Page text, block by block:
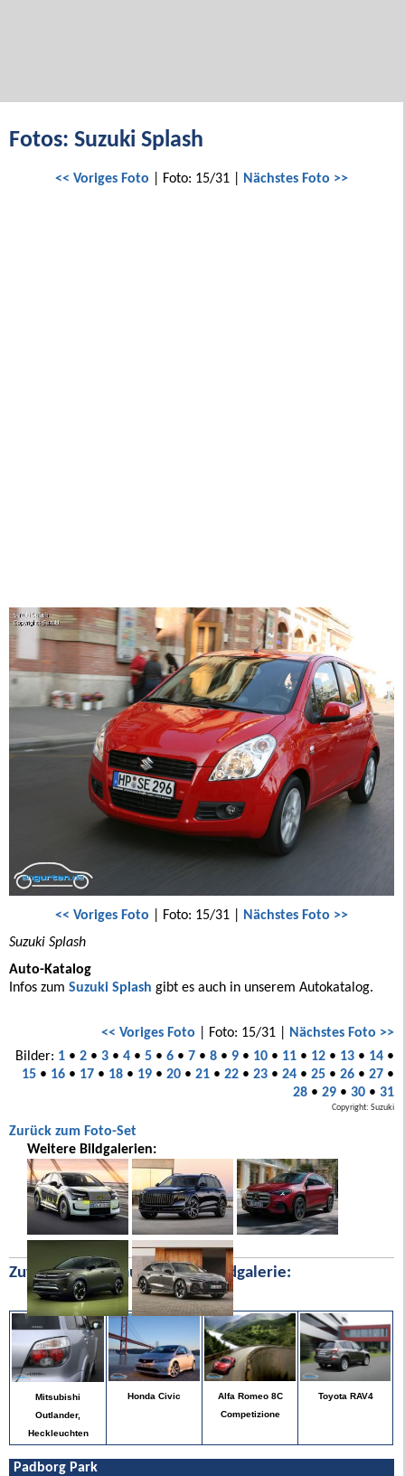
Fotos: Suzuki Splash
<< Voriges Foto | Foto: 15/31 | Nächstes Foto >>
<< Voriges Foto | Foto: 15/31 | Nächstes Foto >>
Suzuki Splash
Auto-Katalog
Infos zum Suzuki Splash gibt es auch in unserem Autokatalog.
<< Voriges Foto | Foto: 15/31 | Nächstes Foto >>
Bilder: 1• 2• 3• 4• 5• 6• 7• 8• 9• 10• 11• 12• 13• 14•
15• 16• 17• 18• 19• 20• 21• 22• 23• 24• 25• 26• 27•
28• 29• 30• 31
Copyright: Suzuki
Zurück zum Foto-Set
Weitere Bildgalerien:
Zufällige Bilder aus unserer Bildgalerie:
Mitsubishi
Outlander,
Heckleuchten
Honda Civic
Alfa Romeo 8C
Competizione
Toyota RAV4
Padborg Park